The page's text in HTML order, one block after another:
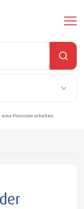
Provision erhalten.